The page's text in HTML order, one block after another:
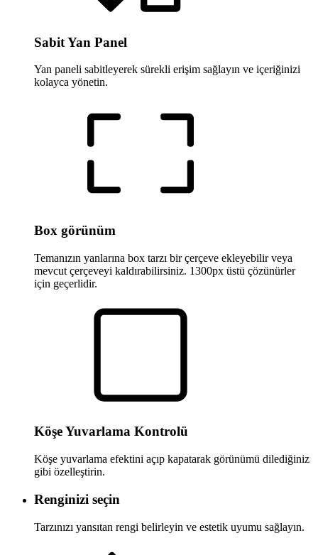
Sabit Yan Panel
Yan paneli sabitleyerek sürekli erişim sağlayın ve içeriğinizi
kolayca yönetin.
Box görünüm
Temanızın yanlarına box tarzı bir çerçeve ekleyebilir veya
mevcut çerçeveyi kaldırabilirsiniz. 1300px üstü çözünürler
için geçerlidir.
Köşe Yuvarlama Kontrolü
Köşe yuvarlama efektini açıp kapatarak görünümü dilediğiniz
gibi özelleştirin.
Renginizi seçin
Tarzınızı yansıtan rengi belirleyin ve estetik uyumu sağlayın.